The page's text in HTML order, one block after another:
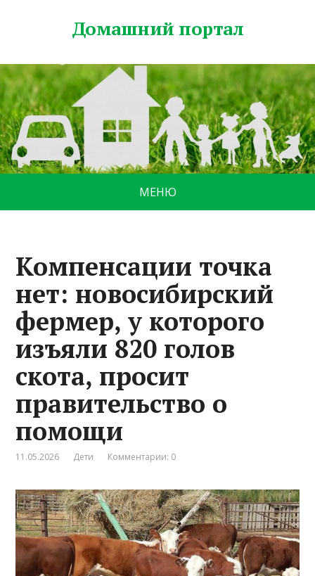
Домашний портал
МЕНЮ
Компенсации точка
нет: новосибирский
фермер, у которого
изъяли 820 голов
скота, просит
правительство о
помощи
11.05.2026 Дети Комментарии: 0